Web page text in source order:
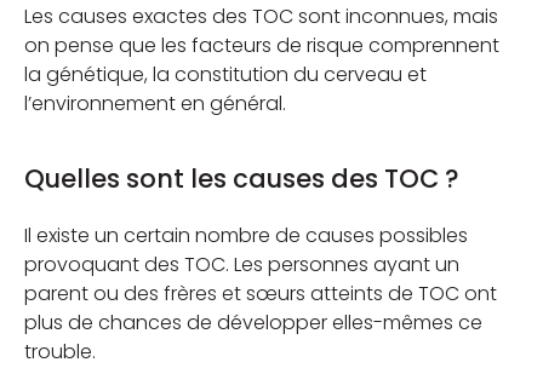
Les causes exactes des TOC sont inconnues, mais
on pense que les facteurs de risque comprennent
la génétique, la constitution du cerveau et
l’environnement en général.
Quelles sont les causes des TOC ?
Il existe un certain nombre de causes possibles
provoquant des TOC. Les personnes ayant un
parent ou des frères et sœurs atteints de TOC ont
plus de chances de développer elles-mêmes ce
trouble.